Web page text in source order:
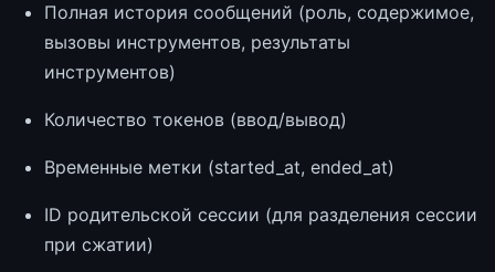
Полная история сообщений (роль, содержимое,
вызовы инструментов, результаты
инструментов)
Количество токенов (ввод/вывод)
Временные метки (started_at, ended_at)
ID родительской сессии (для разделения сессии
при сжатии)